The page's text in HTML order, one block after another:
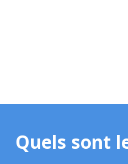
Quels sont